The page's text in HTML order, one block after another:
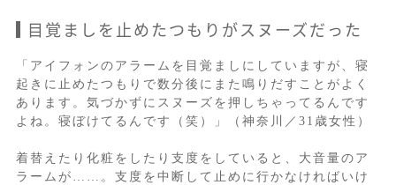
目覚ましを止めたつもりがスヌーズだった
「アイフォンのアラームを目覚ましにしていますが、寝
起きに止めたつもりで数分後にまた鳴りだすことがよく
あります。気づかずにスヌーズを押しちゃってるんです
よね。寝ぼけてるんです（笑）」（神奈川／31歳女性）
着替えたり化粧をしたり支度をしていると、大音量のア
ラームが……。支度を中断して止めに行かなければいけ